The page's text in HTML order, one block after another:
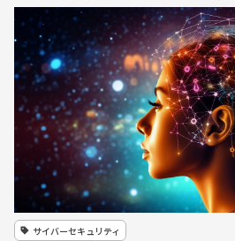
サイバーセキュリティ